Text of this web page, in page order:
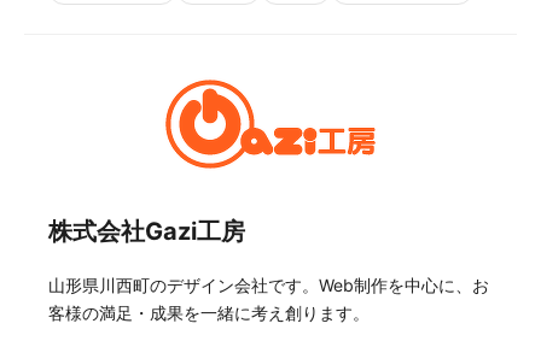
株式会社Gazi工房
山形県川西町のデザイン会社です。Web制作を中心に、お
客様の満足・成果を一緒に考え創ります。